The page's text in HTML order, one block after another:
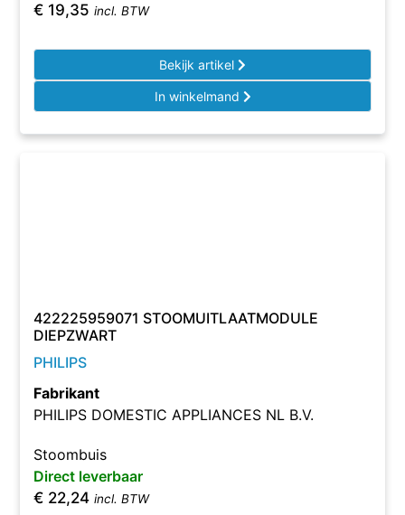
€ 19,35 incl. BTW
Bekijk artikel
In winkelmand
422225959071 STOOMUITLAATMODULE
DIEPZWART
PHILIPS
Fabrikant
PHILIPS DOMESTIC APPLIANCES NL B.V.
Stoombuis
Direct leverbaar
€ 22,24 incl. BTW